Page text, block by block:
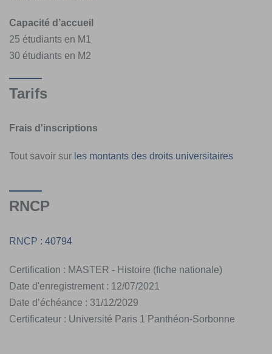
Capacité d’accueil
25 étudiants en M1
30 étudiants en M2
Tarifs
Frais d'inscriptions
Tout savoir sur les montants des droits universitaires
RNCP
RNCP : 40794
Certification : MASTER - Histoire (fiche nationale)
Date d'enregistrement : 12/07/2021
Date d’échéance : 31/12/2029
Certificateur : Université Paris 1 Panthéon-Sorbonne